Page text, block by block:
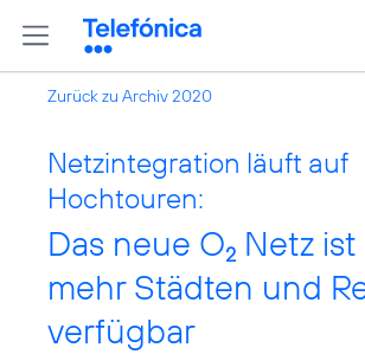
Zurück zu Archiv 2020
Netzintegration läuft auf
Hochtouren:
Das neue O2 Netz
mehr Städten und
verfügbar